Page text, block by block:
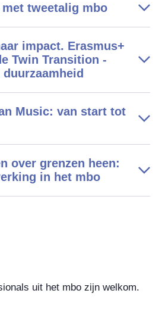
tweetalig mbo
impact. Erasmus+
Twin Transition -
Music: van start tot
over grenzen heen:
digitale samenwerking in het mbo
uit het mbo zijn welkom.